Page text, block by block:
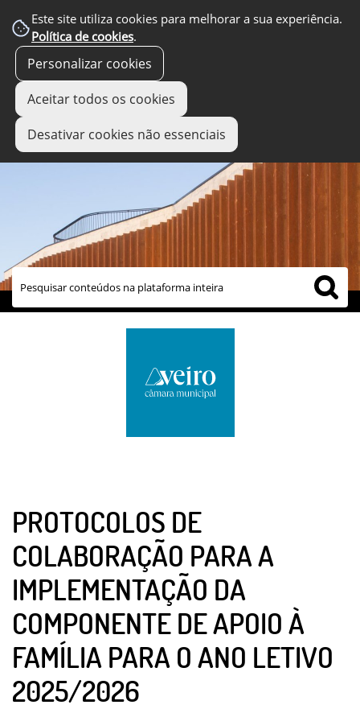
Este site utiliza cookies para melhorar a sua experiência.
Política de cookies.
Personalizar cookies
Aceitar todos os cookies
Desativar cookies não essenciais
links úteis
PROTOCOLOS DE
COLABORAÇÃO PARA A
IMPLEMENTAÇÃO DA
COMPONENTE DE APOIO À
FAMÍLIA PARA O ANO LETIVO
2025/2026